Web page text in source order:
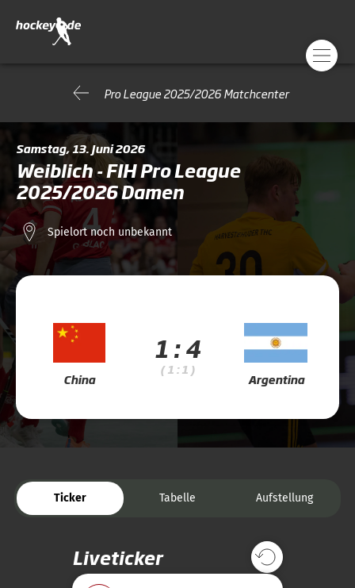
Pro League 2025/2026 Matchcenter
Samstag, 13. Juni 2026
Weiblich - FIH Pro League
2025/2026 Damen
Spielort noch unbekannt
China
1 : 4
( 1 : 1 )
Argentina
Ticker Tabelle Aufstellung
Liveticker